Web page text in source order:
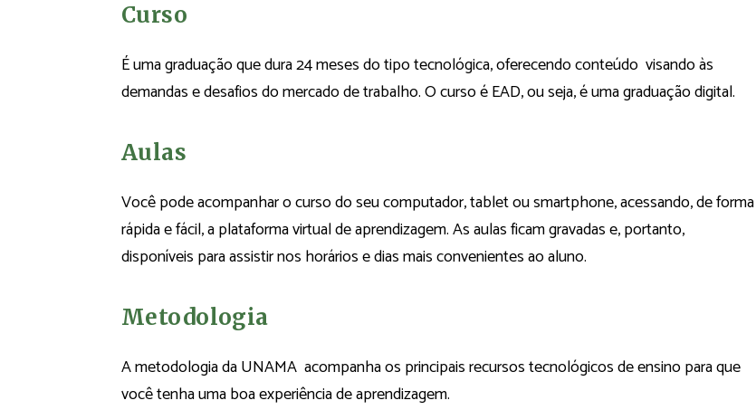
Curso
É uma graduação que dura 24 meses do tipo tecnológica, oferecendo conteúdo visando às
demandas e desafios do mercado de trabalho. O curso é EAD, ou seja, é uma graduação digital.
Aulas
Você pode acompanhar o curso do seu computador, tablet ou smartphone, acessando, de forma
rápida e fácil, a plataforma virtual de aprendizagem. As aulas ficam gravadas e, portanto,
disponíveis para assistir nos horários e dias mais convenientes ao aluno.
Metodologia
A metodologia da UNAMA acompanha os principais recursos tecnológicos de ensino para que
você tenha uma boa experiência de aprendizagem.